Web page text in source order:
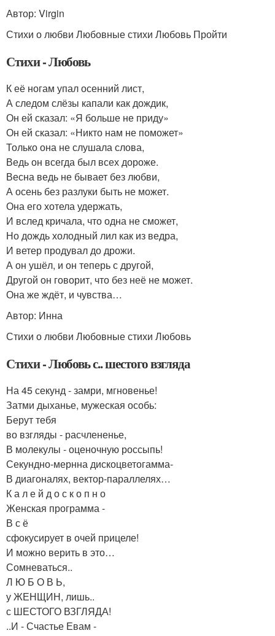
Автор: Virgin
Стихи о любви Любовные стихи Любовь Пройти
Стихи - Любовь
К её ногам упал осенний лист,
А следом слёзы капали как дождик,
Он ей сказал: «Я больше не приду»
Он ей сказал: «Никто нам не поможет»
Только она не слушала слова,
Ведь он всегда был всех дороже.
Весна ведь не бывает без любви,
А осень без разлуки быть не может.
Она его хотела удержать,
И вслед кричала, что одна не сможет,
Но дождь холодный лил как из ведра,
И ветер продувал до дрожи.
А он ушёл, и он теперь с другой,
Другой он говорит, что без неё не может.
Она же ждёт, и чувства…
Автор: Инна
Стихи о любви Любовные стихи Любовь
Стихи - Любовь с.. шестого взгляда
На 45 секунд - замри, мгновенье!
Затми дыханье, мужеская особь:
Берут тебя
во взгляды - расчлененье,
В молекулы - оценочную россыпь!
Секундно-мернна дискоцветогамма-
В диагоналях, вектор-параллелях…
К а л е й д о с к о п н о
Женская программа -
В с ё
сфокусирует в очей прицеле!
И можно верить в это…
Сомневаться..
Л Ю Б О В Ь,
у ЖЕНЩИН, лишь..
с ШЕСТОГО ВЗГЛЯДА!
..И - Счастье Евам -